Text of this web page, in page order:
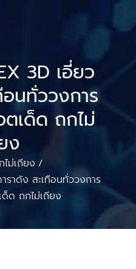
3D เอี่ยว
อนทั่ววงการ
เด็ด ถกไม่
ง
ไม่เถียง /
ราดัง สะเทือนทั่ววงการ
ด ถกไม่เถียง